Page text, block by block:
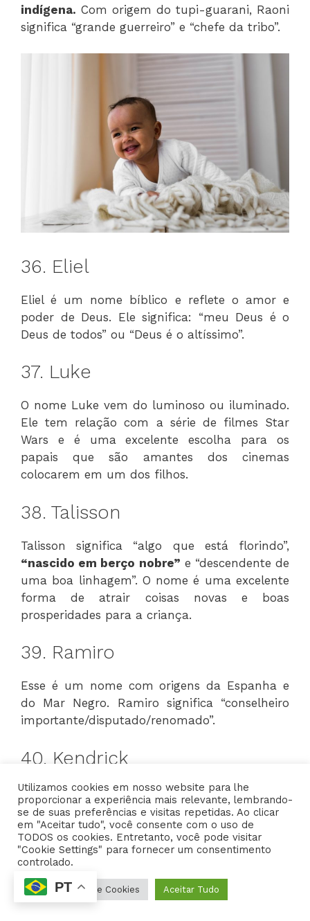
indígena. Com origem do tupi-guarani, Raoni
significa “grande guerreiro” e “chefe da tribo”.
36. Eliel
Eliel é um nome bíblico e reflete o amor e
poder de Deus. Ele significa: “meu Deus é o
Deus de todos” ou “Deus é o altíssimo”.
37. Luke
O nome Luke vem do luminoso ou iluminado.
Ele tem relação com a série de filmes Star
Wars e é uma excelente escolha para os
papais que são amantes dos cinemas
colocarem em um dos filhos.
38. Talisson
Talisson significa “algo que está florindo”,
“nascido em berço nobre” e “descendente de
uma boa linhagem”. O nome é uma excelente
forma de atrair coisas novas e boas
prosperidades para a criança.
39. Ramiro
Esse é um nome com origens da Espanha e
do Mar Negro. Ramiro significa “conselheiro
importante/disputado/renomado”.
40. Kendrick
O nome Kendrick é uma alternativa
sofisticada que remete aos nomes da realeza.
Ele significa: “herói corajoso” e “filho do
príncipe e do poder”.
41. Gabriel
Utilizamos cookies em nosso website para lhe
proporcionar a experiência mais relevante, lembrando-
se de suas preferências e visitas repetidas. Ao clicar
em "Aceitar tudo", você consente com o uso de
TODOS os cookies. Entretanto, você pode visitar
"Cookie Settings" para fornecer um consentimento
controlado.
Configurações de Cookies Aceitar Tudo
PT